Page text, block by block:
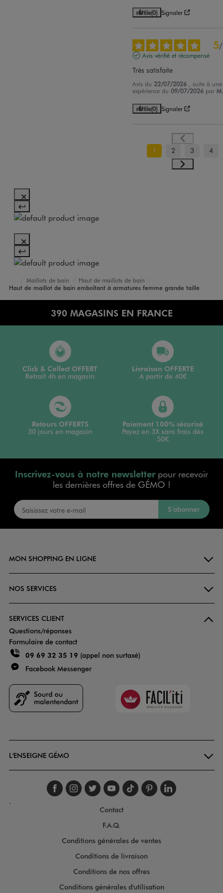
Utile(0) Signaler
5/
Avis vérifié et récompensé
Très satisfaite
Avis du 22/07/2026 , suite à une
expérience du09/07/2026 par
Utile(0) Signaler
1 2 3 4
Accueil
Femme
Vêtements
Maillots de bain
Haut de maillots de bain
Haut de maillot de bain emboîtant à armatures femme grande taille
390 MAGASINS EN FRANCE
Click & Collect OFFERT
Retrait 4h en magasin
Livraison OFFERTE
A partir de 40€
Retours OFFERTS
30 jours en magasin
Paiement 100% sécurisé
Payez en 3X sans frais dès
50€
Inscrivez-vous à notre newsletterpour recevoir
les dernières offres de GÉMO !
S’abonner
MON SHOPPING EN LIGNE
NOS SERVICES
SERVICES CLIENT
Questions/réponses
Formulaire de contact
09 69 32 35 19 (appel non surtaxé)
Facebook Messenger
Faciliti
L'ENSEIGNE GÉMO
Suivez-nous sur
Suivez-nous sur
Suivez-nous sur
Suivez-nous
Suivez-nous
Suivez-
.
Contact
F.A.Q.
Conditions générales de ventes
Conditions de livraison
Conditions de nos offres
Conditions générales d'utilisation